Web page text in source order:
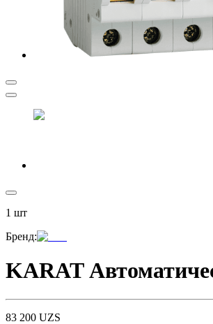
1 шт
Бренд:
KARAT
83 200 UZS